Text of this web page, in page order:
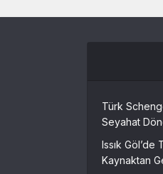
Türk
Seyahat
Issık Göl’de
Kaynaktan